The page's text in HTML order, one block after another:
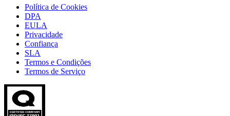
Política de Cookies
DPA
EULA
Privacidade
Confiança
SLA
Termos e Condições
Termos de Serviço